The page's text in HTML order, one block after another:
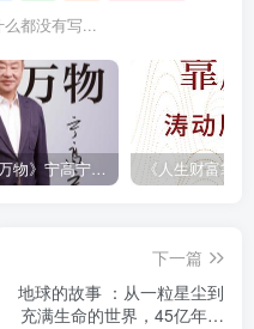
都没有写...
《三生万物》宁高宁（epub+mobi+azw3+pdf）
下一篇
地球的故事 ：从一粒星尘到
充满生命的世界，45亿年的